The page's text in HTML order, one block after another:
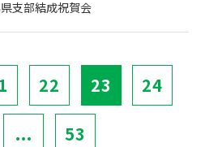
支部結成祝賀会
22 23 24
... 53